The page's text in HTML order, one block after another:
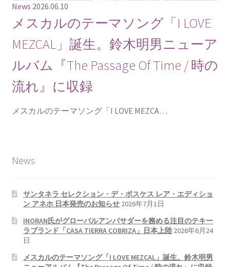
News 2026.06.10
メスカルのテーマソング「I LOVE
MEZCAL」誕生。鈴木明男ニューア
ルバム『The Passage Of Time / 時の
流れ』に収録
メスカルのテーマソング「I LOVE MEZCA…
News
サンタネラ セレクション・デ・ボスケス レア・エディショ
ン アネホ 日本発売のお知らせ 2026年7月1日
INORAN氏がグローバルアンバサダーを務める注目のテキー
ラブランド「CASA TIERRA COBRIZA」日本上陸 2026年6月24
日
メスカルのテーマソング「I LOVE MEZCAL」誕生。鈴木明男